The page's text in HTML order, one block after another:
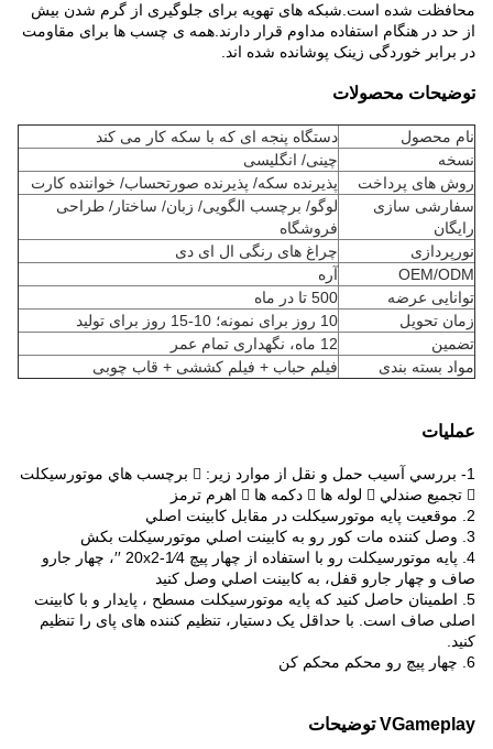
محافظت شده است. شبکه های تهویه برای جلوگیری از گرم شدن بیش
از حد در هنگام استفاده مداوم قرار دارند. همه ی چسب ها برای مقاومت
در برابر خوردگی زینک پوشانده شده اند.
توضیحات محصولات
نام محصول
دستگاه پنجه ای که با سکه کار می کند
نسخه
چینی/ انگلیسی
روش های پرداخت
پذیرنده سکه/ پذیرنده صورتحساب/ خواننده کارت
سفارشی سازی
رایگان
لوگو/ برچسب الگویی/ زبان/ ساختار/ طراحی
فروشگاه
نورپردازی
چراغ های رنگی ال ای دی
OEM/ODM
آره
توانایی عرضه
500 تا در ماه
زمان تحویل
10 روز برای نمونه؛ 10-15 روز برای تولید
تضمین
12 ماه، نگهداری تمام عمر
مواد بسته بندی
فیلم حباب + فیلم کششی + قاب چوبی
عملیات
1- بررسي آسيب حمل و نقل از موارد زير:  برچسب هاي موتورسیکلت
 تجميع صندلي  لوله ها  دکمه ها  اهرم ترمز
2. موقعيت پايه موتورسیکلت در مقابل کابينت اصلي
3. وصل کننده مات کور رو به کابينت اصلي موتورسیکلت بکش
4. پايه موتورسیکلت رو با استفاده از چهار پیچ 1⁄4-20x2 ′′، چهار جارو
صاف و چهار جارو قفل، به کابينت اصلي وصل کنيد
5. اطمینان حاصل کنید که پایه موتورسیکلت مسطح ، پایدار و با کابینت
اصلی صاف است. با حداقل یک دستیار، تنظیم کننده های پای را تنظیم
کنید.
6. چهار پیچ رو محکم محکم کن
VGameplay توضیحات